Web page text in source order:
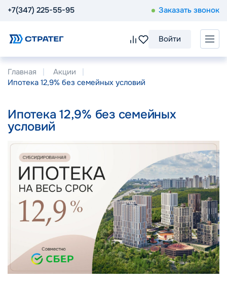
+7(347) 225-55-95 Заказать звонок
Войти
Главная
Акции
Ипотека 12,9% без семейных условий
Ипотека 12,9% без семейных
условий